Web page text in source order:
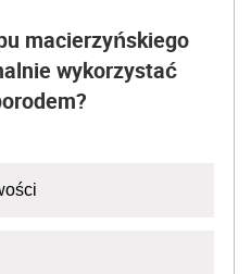
macierzyńskiego
wykorzystać